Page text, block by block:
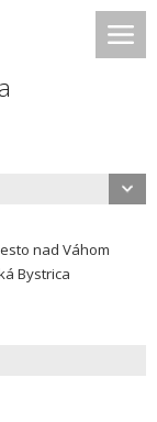
nad Váhom
Bystrica